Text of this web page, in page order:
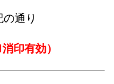
通り
印有効）